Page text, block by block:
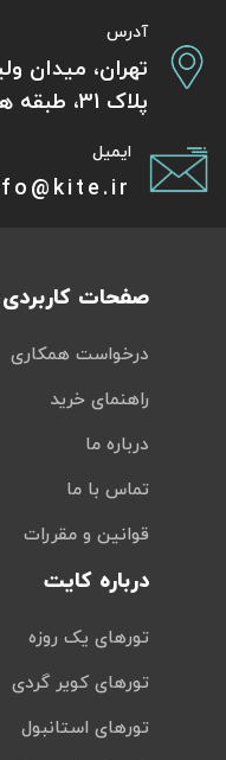
آدرس
تهران، میدان
پلاک 31، طبقه همکف
ایمیل
صفحات کاربردی
درخواست همکاری
راهنمای خرید
درباره ما
تماس با ما
قوانین و مقررات
درباره کایت
تورهای یک روزه
تورهای کویر گردی
تورهای استانبول